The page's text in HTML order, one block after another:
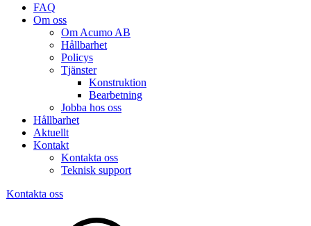
FAQ
Om oss
Om Acumo AB
Hållbarhet
Policys
Tjänster
Konstruktion
Bearbetning
Jobba hos oss
Hållbarhet
Aktuellt
Kontakt
Kontakta oss
Teknisk support
Kontakta oss